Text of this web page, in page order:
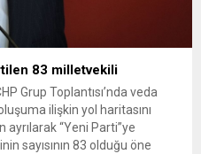
83 milletvekili
Grup Toplantısı’nda veda
ilişkin yol haritasını
ayrılarak “Yeni Parti”ye
sayısının 83 olduğu öne